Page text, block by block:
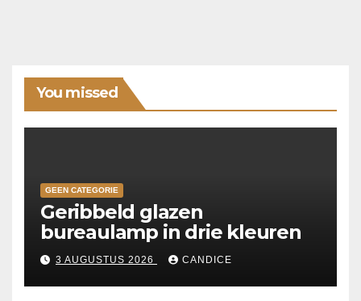
You missed
GEEN CATEGORIE
Geribbeld glazen
bureaulamp in drie kleuren
3 AUGUSTUS 2026 CANDICE